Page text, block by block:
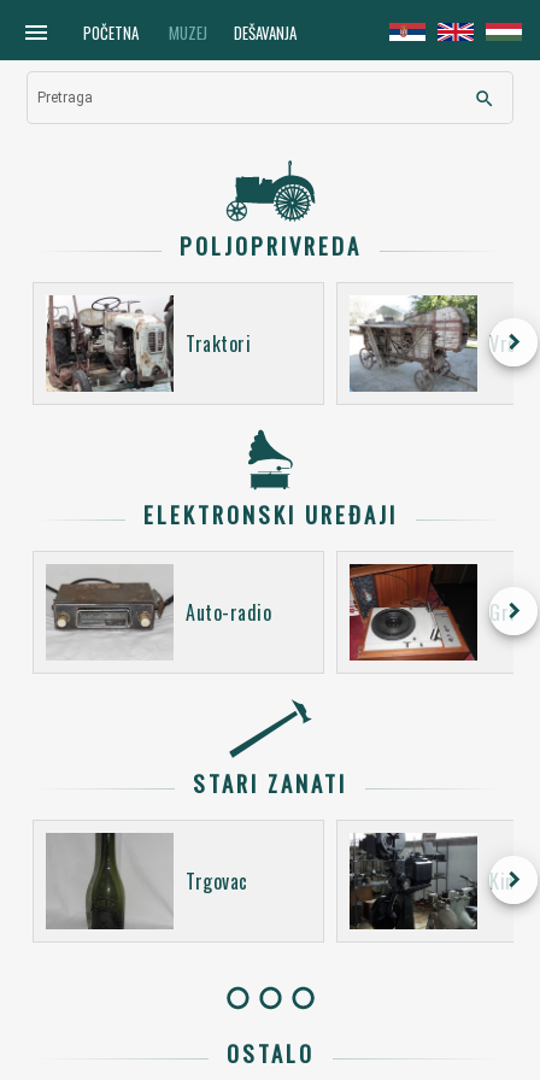
menu POČETNA MUZEJ DEŠAVANJA
Pretraga search
POLJOPRIVREDA
Traktori keyboard_arrow_right
ELEKTRONSKI UREĐAJI
Auto-radio keyboard_arrow_right
STARI ZANATI
Trgovac Kino
keyboard_arrow_right
OSTALO